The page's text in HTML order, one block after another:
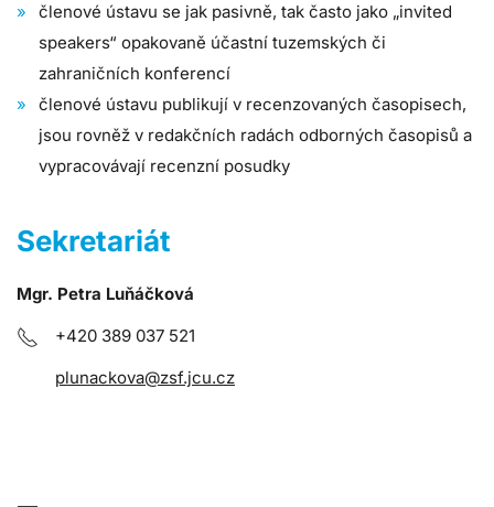
členové ústavu se jak pasivně, tak často jako „invited
speakers“ opakovaně účastní tuzemských či
zahraničních konferencí
členové ústavu publikují v recenzovaných časopisech,
jsou rovněž v redakčních radách odborných časopisů a
vypracovávají recenzní posudky
Sekretariát
Mgr. Petra Luňáčková
+420 389 037 521
plunackova@zsf.jcu.cz